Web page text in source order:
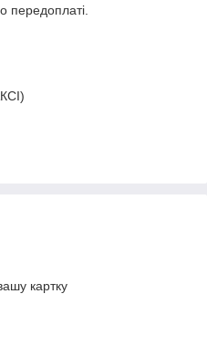
передоплаті.
картку